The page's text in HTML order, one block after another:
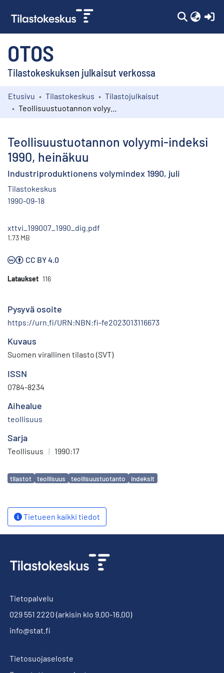
OTOS
Tilastokeskuksen julkaisut verkossa
Kokoelmat
Etusivu Tilastokeskus
Tilastojulkaisut
Teollisuustuotannon volyymi-indeksi
1990, heinäkuu
Industriproduktionens volymindex 1990, juli
Tilastokeskus
1990-09-18
xttvi_199007_1990_dig.pdf
1.73 MB
CC BY 4.0
Lataukset 116
Pysyvä osoite
https://urn.fi/URN:NBN:fi-fe2023013116673
Kuvaus
Suomen virallinen tilasto (SVT)
ISSN
0784-8234
Aihealue
teollisuus
Sarja
Teollisuus | 1990:17
Avainsanat
tilastot teollisuus teollisuustuotanto indeksit
Tietueen kaikki tiedot
Tietopalvelu
029 551 2220 (arkisin klo 9.00-16.00)
info@stat.fi
Tietosuojaseloste